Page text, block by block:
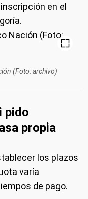
en el
(Foto: archivo)
pido
propia
los plazos
varía
de pago.